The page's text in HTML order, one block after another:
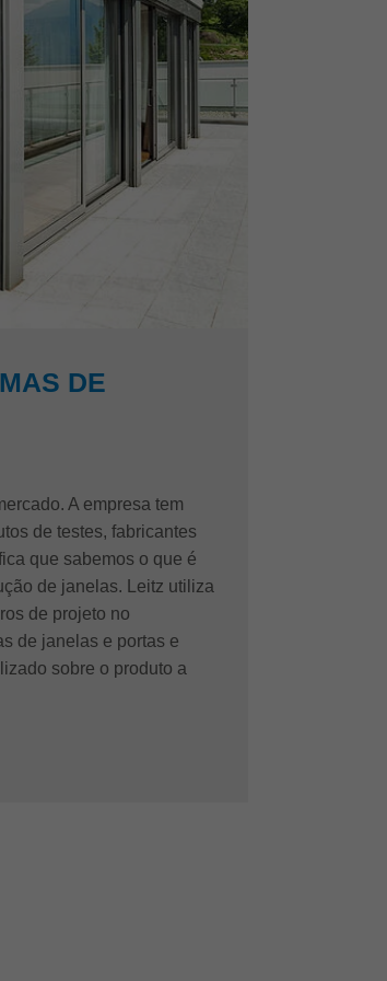
DE
A empresa tem
de testes, fabricantes
que sabemos o que é
de janelas. Leitz utiliza
de projeto no
de janelas e portas e
sobre o produto a